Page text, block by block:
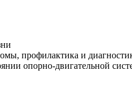
опорно-двигательной